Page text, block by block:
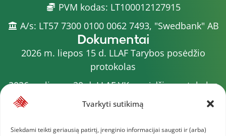
Tvarkyti sutikimą
Siekdami teikti geriausią patirtį, įrenginio informacijai saugoti ir (arba)
PVM kodas: LT100012127915
A/s: LT57 7300 0100 0062 7493, "Swedbank" AB
Dokumentai
2026 m. liepos 15 d. LLAF Tarybos posėdžio
protokolas
2026 m. liepos 20 d. LLAF VK posėdžio protokolas
Sporto meistrų sąrašas